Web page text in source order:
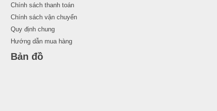
Chính sách thanh toán
Chính sách vận chuyển
Quy định chung
Hướng dẫn mua hàng
Bản đồ